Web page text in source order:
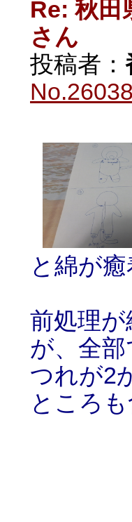
Re: 秋田
さん
投稿者：
と綿が
前処理
が、全
つれが2
ところ